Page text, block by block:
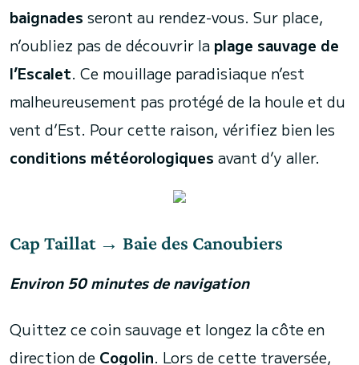
baignades seront au rendez-vous. Sur place,
n’oubliez pas de découvrir la plage sauvage de
l’Escalet. Ce mouillage paradisiaque n’est
malheureusement pas protégé de la houle et du
vent d’Est. Pour cette raison, vérifiez bien les
conditions météorologiques avant d’y aller.
Cap Taillat → Baie des Canoubiers
Environ 50 minutes de navigation
Quittez ce coin sauvage et longez la côte en
direction de Cogolin. Lors de cette traversée,